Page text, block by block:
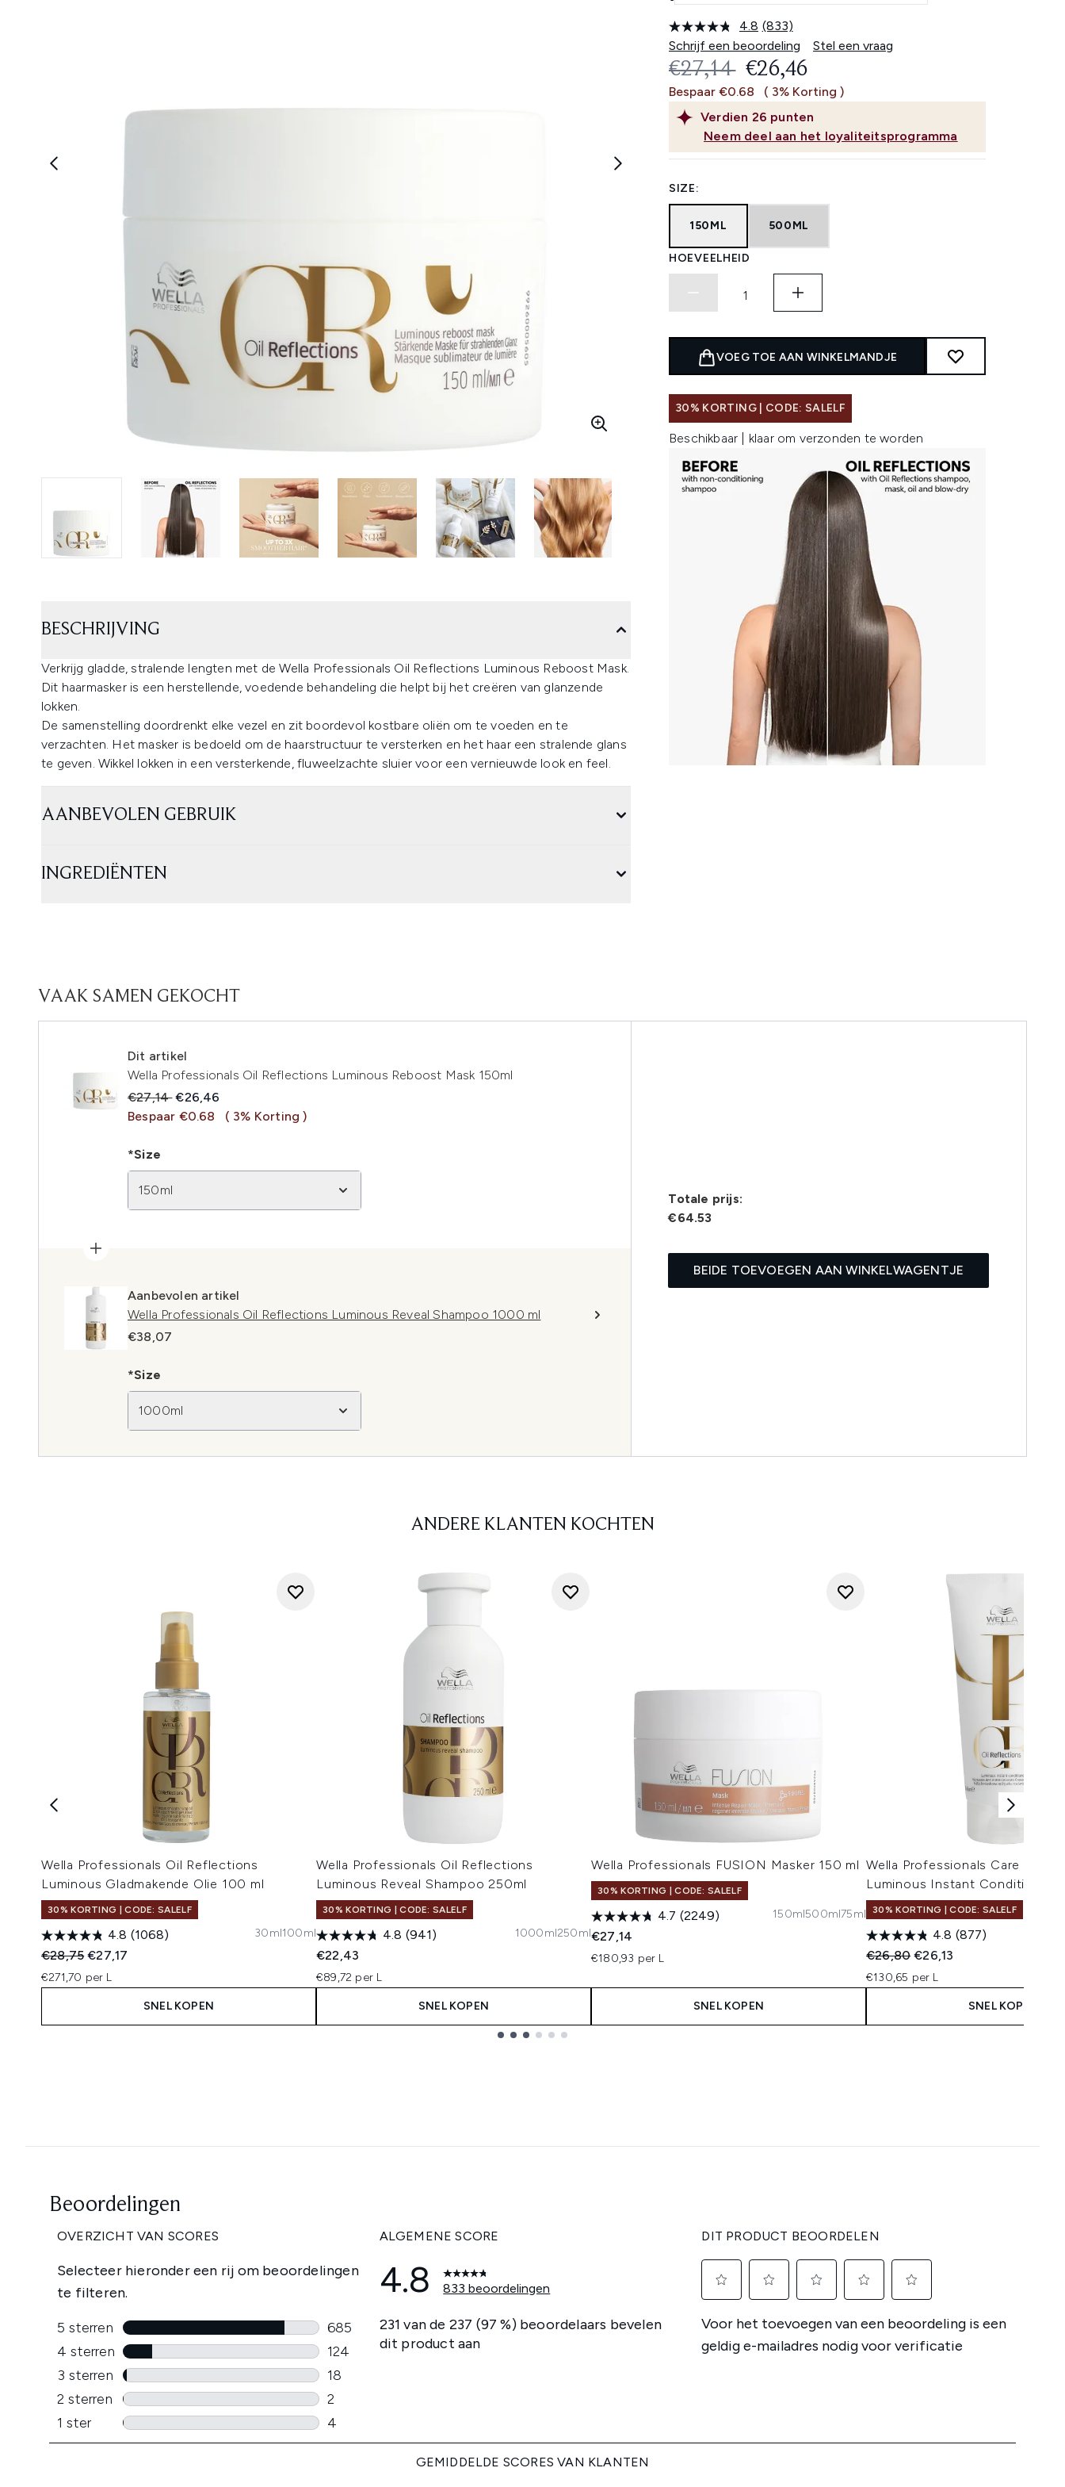
4.8 Lees
833
beoordelingen.
Dezelfde
paginalink.
(833)
Schrijf een beoordeling
Stel een vraag
Verdien 26 punten
Neem deel aan het loyaliteitsprogramma
RECOMMENDED RETAIL PRICE:
€27,14 HUIDIGE PRIJS:
€26,46
Bespaar €0.68 ( 3% Korting )
SIZE:
150ML 500ML
HOEVEELHEID
VOEG TOE AAN WINKELMANDJE
30% KORTING | CODE: SALELF
Beschikbaar | klaar om verzonden te worden
BESCHRIJVING
Verkrijg gladde, stralende lengten met de Wella Professionals Oil Reflections Luminous Reboost Mask.
Dit haarmasker is een herstellende, voedende behandeling die helpt bij het creëren van glanzende
lokken.
De samenstelling doordrenkt elke vezel en zit boordevol kostbare oliën om te voeden en te
verzachten. Het masker is bedoeld om de haarstructuur te versterken en het haar een stralende glans
te geven. Wikkel lokken in een versterkende, fluweelzachte sluier voor een vernieuwde look en feel.
AANBEVOLEN GEBRUIK
INGREDIËNTEN
VAAK SAMEN GEKOCHT
Dit artikel
Wella Professionals Oil Reflections Luminous Reboost Mask 150ml
Recommended Retail Price:
€27,14Huidige prijs:
€26,46
Bespaar €0.68
( 3% Korting )
*Size
150ml
Aanbevolen artikel
Wella Professionals Oil Reflections Luminous Reveal Shampoo 1000 ml
€38,07
*Size
1000ml
Totale prijs:
€64.53
BEIDE TOEVOEGEN AAN WINKELWAGENTJE
ANDERE KLANTEN KOCHTEN
Wella Professionals Oil Reflections
Luminous Gladmakende Olie 100 ml
30% KORTING | CODE: SALELF
4.8 (1068)
Recommended Retail Price:
€28,75Huidige prijs:
€27,17
€271,70 per L
30ml100ml
SNEL KOPEN
Wella Professionals Oil Reflections
Luminous Reveal Shampoo 250ml
30% KORTING | CODE: SALELF
4.8 (941)
€22,43
€89,72 per L
1000ml250ml
SNEL KOPEN
Wella Professionals FUSION Masker 150 ml
30% KORTING | CODE: SALELF
4.7 (2249)
€27,14
€180,93 per L
150ml500ml75ml
SNEL KOPEN
Wella Professionals Care Oil
Luminous Instant Conditioner
30% KORTING | CODE: SALELF
4.8 (877)
Recommended Retail Price:
€26,80Huidige prijs:
€26,13
€130,65 per L
SNEL KOPEN